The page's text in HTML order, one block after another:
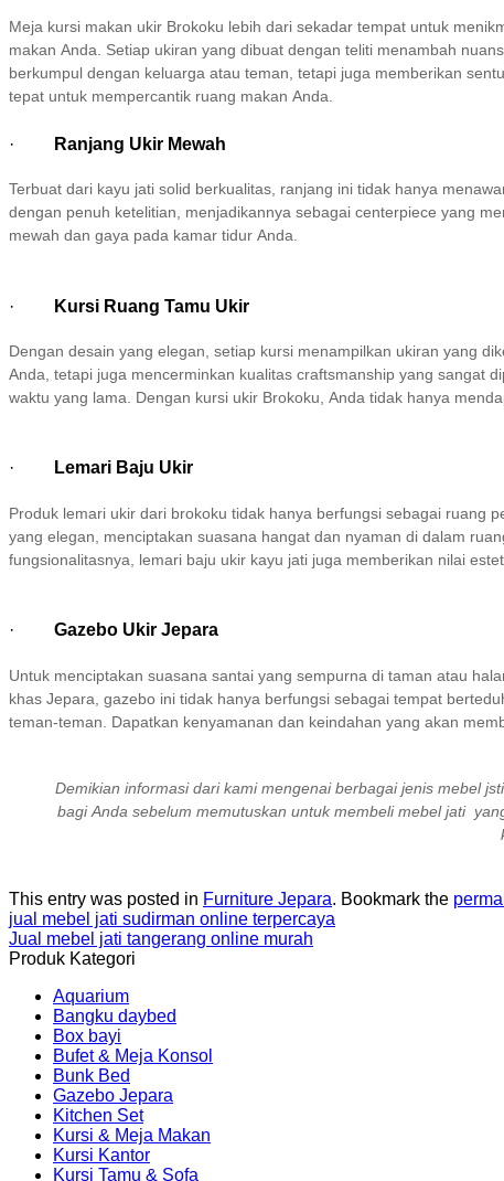
Meja kursi makan ukir Brokoku lebih dari sekadar tempat untuk
makan Anda. Setiap ukiran yang dibuat dengan teliti menambah
berkumpul dengan keluarga atau teman, tetapi juga memberikan
tepat untuk mempercantik ruang makan Anda.
· Ranjang Ukir Mewah
Terbuat dari kayu jati solid berkualitas, ranjang ini tidak hanya
dengan penuh ketelitian, menjadikannya sebagai centerpiece yang
mewah dan gaya pada kamar tidur Anda.
· Kursi Ruang Tamu Ukir
Dengan desain yang elegan, setiap kursi menampilkan ukiran yang
Anda, tetapi juga mencerminkan kualitas craftsmanship yang sangat
waktu yang lama. Dengan kursi ukir Brokoku, Anda tidak hanya
· Lemari Baju Ukir
Produk lemari ukir dari brokoku tidak hanya berfungsi sebagai ruang
yang elegan, menciptakan suasana hangat dan nyaman di dalam
fungsionalitasnya, lemari baju ukir kayu jati juga memberikan nilai
· Gazebo Ukir Jepara
Untuk menciptakan suasana santai yang sempurna di taman atau
khas Jepara, gazebo ini tidak hanya berfungsi sebagai tempat
teman-teman. Dapatkan kenyamanan dan keindahan yang akan
Demikian informasi dari kami mengenai berbagai jenis mebel
bagi Anda sebelum memutuskan untuk membeli mebel jati
This entry was posted in Furniture Jepara. Bookmark the
jual mebel jati sudirman online terpercaya
Jual mebel jati tangerang online murah
Produk Kategori
Aquarium
Bangku daybed
Box bayi
Bufet & Meja Konsol
Bunk Bed
Gazebo Jepara
Kitchen Set
Kursi & Meja Makan
Kursi Kantor
Kursi Tamu & Sofa